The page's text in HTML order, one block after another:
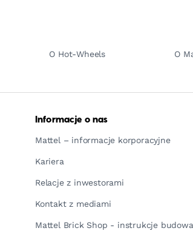
O Hot-Wheels
O
Informacje o nas
Mattel – informacje korporacyjne
Kariera
Relacje z inwestorami
Kontakt z mediami
Mattel Brick Shop - instrukcje